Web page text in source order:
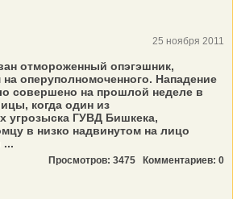
25 ноября 2011
отмороженный опэгэшник,
оперуполномоченного. Нападение
совершено на прошлой неделе в
когда один из
угрозыска ГУВД Бишкека,
в низко надвинутом на лицо
...
Просмотров: 3475 Комментариев: 0